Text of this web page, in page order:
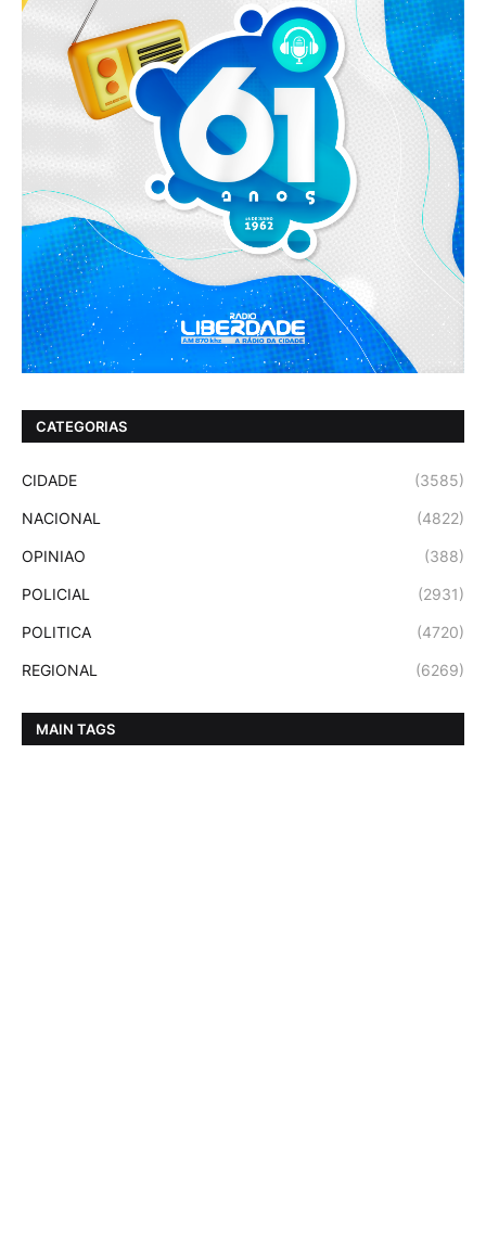
CATEGORIAS
CIDADE (3585)
NACIONAL (4822)
OPINIAO (388)
POLICIAL (2931)
POLITICA (4720)
REGIONAL (6269)
MAIN TAGS